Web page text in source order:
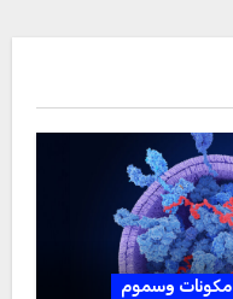
مكونات وسموم